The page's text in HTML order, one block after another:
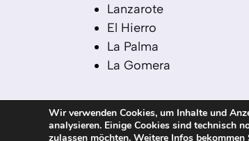
Lanzarote
El Hierro
La Palma
La Gomera
© 2026 kanaren-
Wir verwenden Cookies, um Inhalte und
analysieren. Einige Cookies sind technisch
zulassen möchten. Weitere Infos bekommen